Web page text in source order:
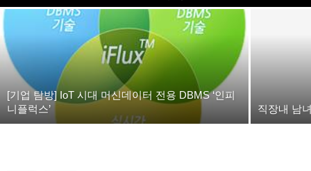
[기업 탐방] IoT 시대 머신데이터 전용 DBMS ‘인피
니플럭스’
직장내 남